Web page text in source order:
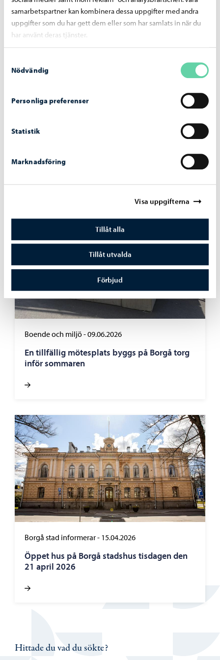
samarbetspartner kan kombinera dessa uppgifter med andra
uppgifter som du har gett dem eller som har samlats in när du
har använt deras tjänster.
Nödvändig
Personliga preferenser
Statistik
Marknadsföring
Visa uppgifterna
Tillåt alla
Tillåt utvalda
Förbjud
Sommarens mötesplats på torget öppnar
Boende och miljö-09.06.2026
En tillfällig mötesplats byggs på Borgå torg
inför sommaren
Borgå stad informerar- 15.04.2026
Öppet hus på Borgå stadshus tisdagen den
21 april 2026
Hittade du vad du sökte?